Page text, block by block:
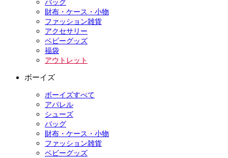
バッグ
財布・ケース・小物
ファッション雑貨
アクセサリー
ベビーグッズ
福袋
アウトレット
ボーイズ
ボーイズすべて
アパレル
シューズ
バッグ
財布・ケース・小物
ファッション雑貨
ベビーグッズ